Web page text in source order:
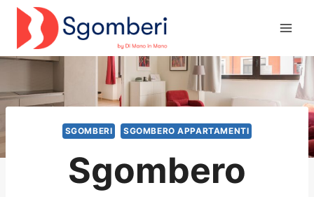
Salta
contenuto
SGOMBERI SGOMBERO APPARTAMENTI
Sgombero